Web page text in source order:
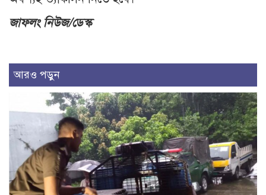
জাফলং নিউজ/ডেস্ক
আরও পড়ুন